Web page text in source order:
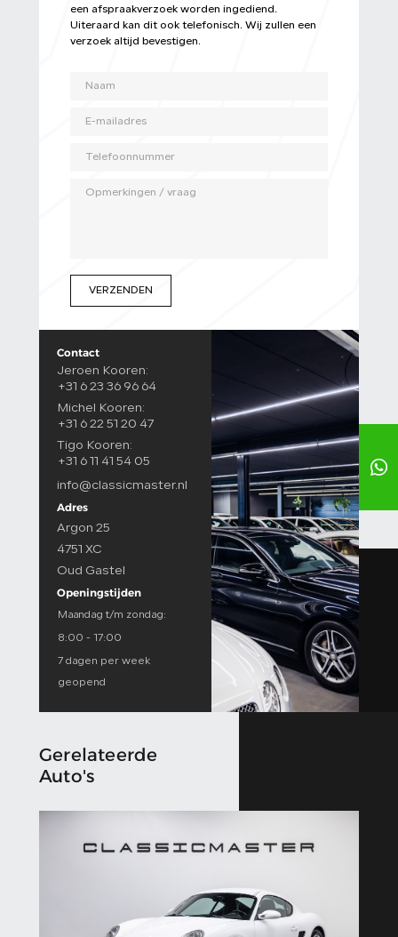
een afspraakverzoek worden ingediend.
Uiteraard kan dit ook telefonisch. Wij zullen een
verzoek altijd bevestigen.
VERZENDEN
Contact
Jeroen Kooren:
+31 6 23 36 96 64
Michel Kooren:
+31 6 22 51 20 47
Tigo Kooren:
+31 6 11 41 54 05
info@classicmaster.nl
Adres
Argon 25
4751 XC
Oud Gastel
Openingstijden
Maandag t/m zondag:
8:00 - 17:00
7 dagen per week
geopend
Gerelateerde
Auto's